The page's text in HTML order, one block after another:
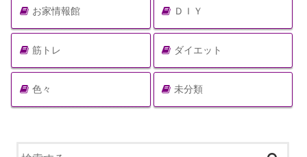
お家情報館 ＤＩＹ
筋トレ ダイエット
色々 未分類